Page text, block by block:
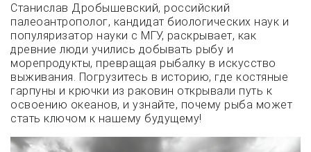
Станислав Дробышевский, российский
палеоантрополог, кандидат биологических наук и
популяризатор науки с МГУ, раскрывает, как
древние люди учились добывать рыбу и
морепродукты, превращая рыбалку в искусство
выживания. Погрузитесь в историю, где костяные
гарпуны и крючки из раковин открывали путь к
освоению океанов, и узнайте, почему рыба может
стать ключом к нашему будущему!